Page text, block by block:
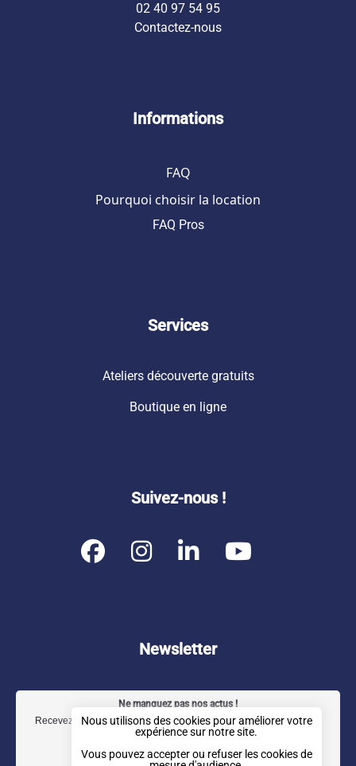
Nous utilisons des cookies pour améliorer votre
expérience sur notre site.
Vous pouvez accepter ou refuser les cookies de
02 40 97 54 95
Contactez-nous
Informations
FAQ
Pourquoi choisir la location
FAQ Pros
Services
Ateliers découverte gratuits
Boutique en ligne
Suivez-nous !
F
o
k
I
a
r
a
m
L
e
I
n
e
Newsletter
Ne manquez pas nos actus !
Recevez notre newsletter trimestrielle directement dans votre boîte
mail.